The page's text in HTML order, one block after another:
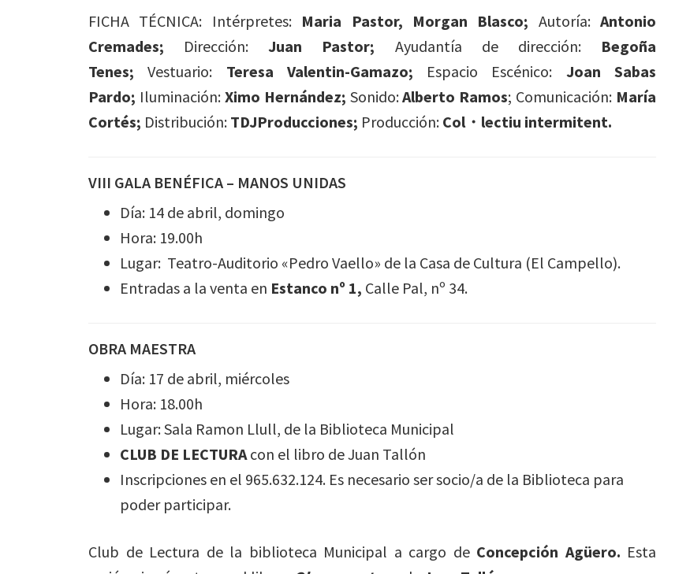
FICHA TÉCNICA: Intérpretes: Maria Pastor, Morgan Blasco; Autoría: Antonio
Cremades; Dirección:Juan Pastor; Ayudantía de dirección: Begoña
Tenes; Vestuario: Teresa Valentin-Gamazo; Espacio Escénico: Joan Sabas
Pardo; Iluminación: Ximo Hernández; Sonido:Alberto Ramos; Comunicación: María
Cortés; Distribución: TDJProducciones; Producción: Col・lectiu intermitent.
VIII GALA BENÉFICA – MANOS UNIDAS
Día: 14 de abril, domingo
Hora: 19.00h
Lugar: Teatro-Auditorio «Pedro Vaello» de la Casa de Cultura (El Campello).
Entradas a la venta en Estanco nº 1, Calle Pal, nº 34.
OBRA MAESTRA
Día: 17 de abril, miércoles
Hora: 18.00h
Lugar: Sala Ramon Llull, de la Biblioteca Municipal
CLUB DE LECTURA con el libro de Juan Tallón
Inscripciones en el 965.632.124. Es necesario ser socio/a de la Biblioteca para
poder participar.
Club de Lectura de la biblioteca Municipal a cargo deConcepción Agüero. Esta